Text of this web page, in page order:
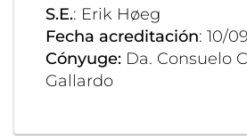
S.E.: Erik Høeg
Fecha acreditación: 10/
Cónyuge: Da. Consuelo
Gallardo